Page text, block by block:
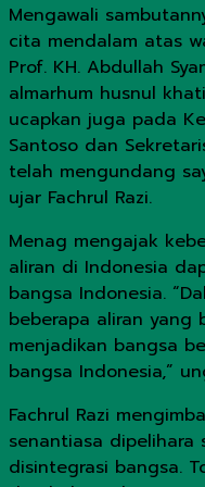
Mengawali
cita mendalam atas
Prof. KH. Abdullah
almarhum husnul
ucapkan juga pada
Santoso dan
telah mengundang
ujar Fachrul Razi.
Menag mengajak
aliran di Indonesia
bangsa Indonesia.
beberapa aliran yang
menjadikan bangsa
bangsa Indonesia,”
Fachrul Razi
senantiasa dipelihara
disintegrasi bangsa.